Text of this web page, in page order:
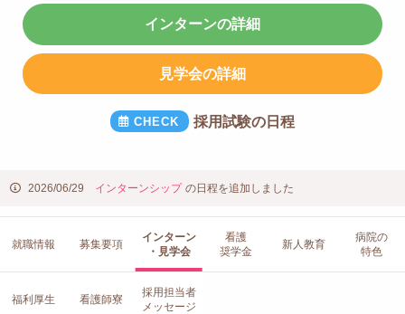
インターンの詳細
見学会の詳細
採用試験の日程
2026/06/29 インターンシップ の日程を追加しました
就職情報 募集要項
インターン
・見学会
看護
奨学金
新人教育
病院の
特色
福利厚生 看護師寮
採用担当者
メッセージ